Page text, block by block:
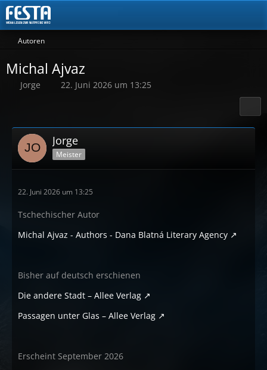
Autoren
Michal Ajvaz
Jorge 22. Juni 2026 um 13:25
Jorge
Meister
22. Juni 2026 um 13:25
Tschechischer Autor
Michal Ajvaz - Authors - Dana Blatná Literary Agency
Bisher auf deutsch erschienen
Die andere Stadt – Allee Verlag
Passagen unter Glas – Allee Verlag
Erscheint September 2026